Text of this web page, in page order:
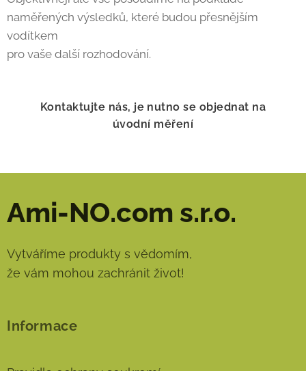
naměřených výsledků, které budou přesnějším
vodítkem
pro vaše další rozhodování.
Kontaktujte nás, je nutno se objednat na
úvodní měření
Ami-NO.com s.r.o.
Vytváříme produkty s vědomím,
že vám mohou zachránit život!
Informace